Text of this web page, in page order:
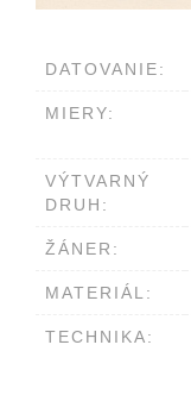
DATOVANIE:
MIERY:
VÝTVARNÝ
DRUH:
ŽÁNER:
MATERIÁL:
TECHNIKA: